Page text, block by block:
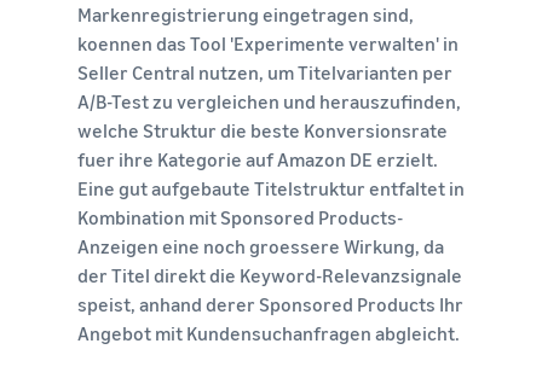
Markenregistrierung eingetragen sind,
koennen das Tool 'Experimente verwalten' in
Seller Central nutzen, um Titelvarianten per
A/B-Test zu vergleichen und herauszufinden,
welche Struktur die beste Konversionsrate
fuer ihre Kategorie auf Amazon DE erzielt.
Eine gut aufgebaute Titelstruktur entfaltet in
Kombination mit Sponsored Products-
Anzeigen eine noch groessere Wirkung, da
der Titel direkt die Keyword-Relevanzsignale
speist, anhand derer Sponsored Products Ihr
Angebot mit Kundensuchanfragen abgleicht.